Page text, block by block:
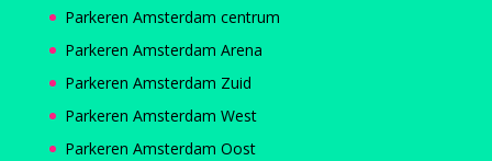
Parkeren Amsterdam centrum
Parkeren Amsterdam Arena
Parkeren Amsterdam Zuid
Parkeren Amsterdam West
Parkeren Amsterdam Oost